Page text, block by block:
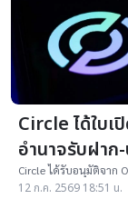
Circle ได้ใบเ
อำนาจรับฝา
Circle ได้รับอนุมัติจาก
สิทธิรับฝากเงินหรือปล่อ
12 ก.ค. 2569 18:51 น.